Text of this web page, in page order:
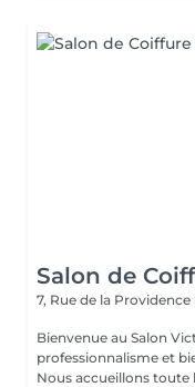
Salon de
7, Rue de la Providence
Bienvenue au Salon
professionnalisme et
Nous accueillons toute